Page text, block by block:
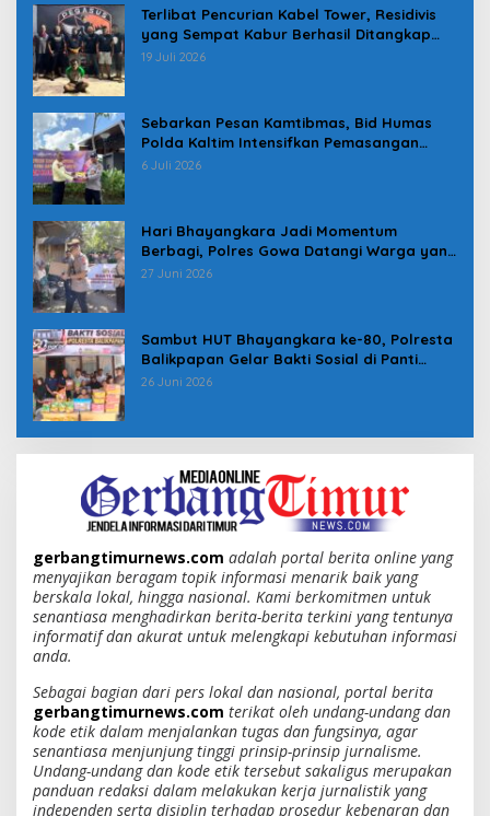
Terlibat Pencurian Kabel Tower, Residivis
yang Sempat Kabur Berhasil Ditangkap
Tim Gabungan di Jeneponto
19 Juli 2026
Sebarkan Pesan Kamtibmas, Bid Humas
Polda Kaltim Intensifkan Pemasangan
Spanduk serta Pembagian Stiker
6 Juli 2026
Hari Bhayangkara Jadi Momentum
Berbagi, Polres Gowa Datangi Warga yang
Membutuhkan
27 Juni 2026
Sambut HUT Bhayangkara ke-80, Polresta
Balikpapan Gelar Bakti Sosial di Panti
Asuhan Jabal Rahmah
26 Juni 2026
gerbangtimurnews.com adalah portal berita online yang
menyajikan beragam topik informasi menarik baik yang
berskala lokal, hingga nasional. Kami berkomitmen untuk
senantiasa menghadirkan berita-berita terkini yang tentunya
informatif dan akurat untuk melengkapi kebutuhan informasi
anda.
Sebagai bagian dari pers lokal dan nasional, portal berita
gerbangtimurnews.com terikat oleh undang-undang dan
kode etik dalam menjalankan tugas dan fungsinya, agar
senantiasa menjunjung tinggi prinsip-prinsip jurnalisme.
Undang-undang dan kode etik tersebut sakaligus merupakan
panduan redaksi dalam melakukan kerja jurnalistik yang
independen serta disiplin terhadap prosedur kebenaran dan